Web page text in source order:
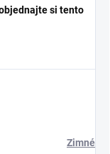
si tento
Zimné